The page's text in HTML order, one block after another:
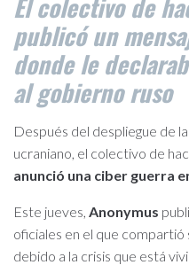
publicó un
donde le
al gobierno ruso
Después del despliegue de
ucraniano, el colectivo de
anunció una ciber guerra
Este jueves, Anonymus
oficiales en el que
debido a la crisis que está